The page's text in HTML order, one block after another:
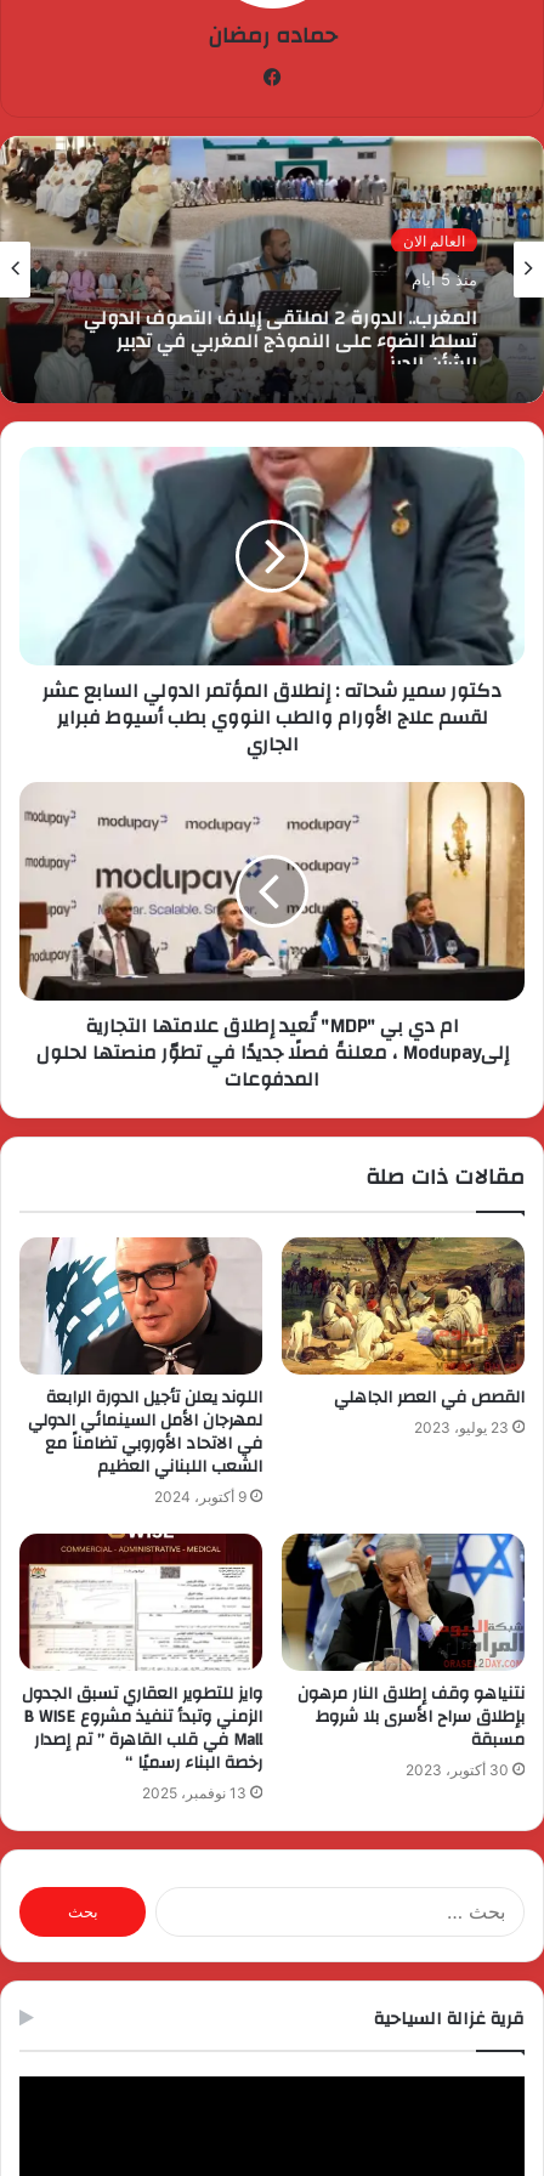
حماده رمضان
العالم الان
منذ 5 أيام
المغرب.. الدورة 2 لملتقى إيلاف التصوف الدولي
تسلط الضوء على النموذج المغربي في تدبير
الشأن الديني
دكتور سمير شحاته : إنطلاق المؤتمر الدولي السابع عشر
لقسم علاج الأورام والطب النووي بطب أسيوط فبراير
الجاري
ام دي بي "MDP" تُعيد إطلاق علامتها التجارية
إلىModupay ، معلنةً فصلًا جديدًا في تطوّر منصتها لحلول
المدفوعات
مقالات ذات صلة
القصص في العصر الجاهلي
23 يوليو، 2023
اللوند يعلن تأجيل الدورة الرابعة
لمهرجان الأمل السينمائي الدولي
في الاتحاد الأوروبي تضامناً مع
الشعب اللبناني العظيم
9 أكتوبر، 2024
نتنياهو وقف إطلاق النار مرهون
بإطلاق سراح الأسرى بلا شروط
مسبقة
30 أكتوبر، 2023
وايز للتطوير العقاري تسبق الجدول
الزمني وتبدأ تنفيذ مشروع B WISE
Mall في قلب القاهرة ” تم إصدار
رخصة البناء رسميًا “
13 نوفمبر، 2025
البحث
عن:
قرية غزالة السياحية